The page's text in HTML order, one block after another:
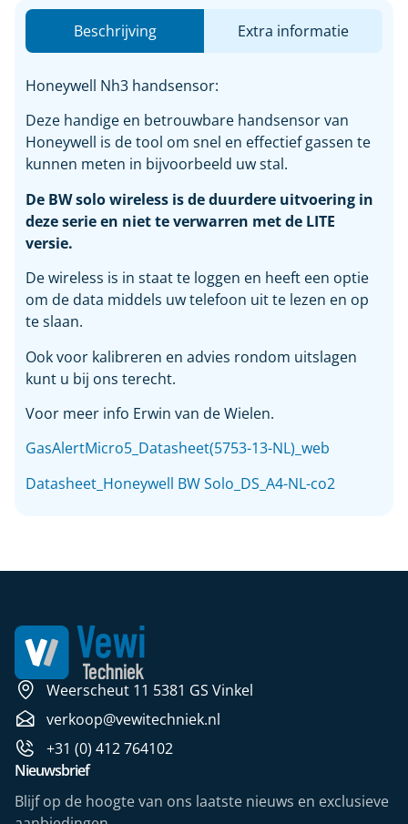
Beschrijving Extra informatie
Honeywell Nh3 handsensor:
Deze handige en betrouwbare handsensor van
Honeywell is de tool om snel en effectief gassen te
kunnen meten in bijvoorbeeld uw stal.
De BW solo wireless is de duurdere uitvoering in
deze serie en niet te verwarren met de LITE
versie.
De wireless is in staat te loggen en heeft een optie
om de data middels uw telefoon uit te lezen en op
te slaan.
Ook voor kalibreren en advies rondom uitslagen
kunt u bij ons terecht.
Voor meer info Erwin van de Wielen.
GasAlertMicro5_Datasheet(5753-13-NL)_web
Datasheet_Honeywell BW Solo_DS_A4-NL-co2
Weerscheut 11 5381 GS Vinkel
verkoop@vewitechniek.nl
+31 (0) 412 764102
Nieuwsbrief
Blijf op de hoogte van ons laatste nieuws en exclusieve